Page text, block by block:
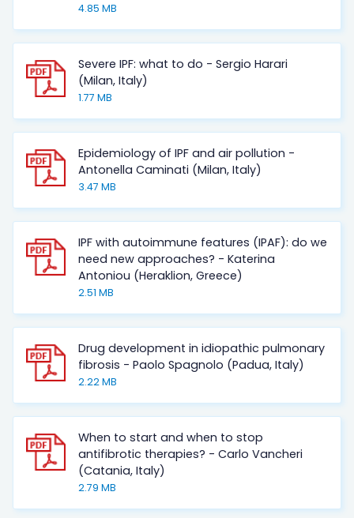
4.85 MB
Severe IPF: what to do - Sergio Harari
(Milan, Italy)
1.77 MB
Epidemiology of IPF and air pollution -
Antonella Caminati (Milan, Italy)
3.47 MB
IPF with autoimmune features (IPAF): do we
need new approaches? - Katerina
Antoniou (Heraklion, Greece)
2.51 MB
Drug development in idiopathic pulmonary
fibrosis - Paolo Spagnolo (Padua, Italy)
2.22 MB
When to start and when to stop
antifibrotic therapies? - Carlo Vancheri
(Catania, Italy)
2.79 MB